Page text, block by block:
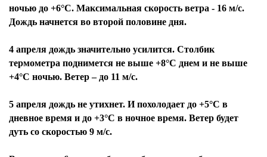
ночью до +6°С. Максимальная скорость ветра - 16 м/с.
Дождь начнется во второй половине дня.
4 апреля дождь значительно усилится. Столбик
термометра поднимется не выше +8°С днем и не выше
+4°С ночью. Ветер – до 11 м/с.
5 апреля дождь не утихнет. И похолодает до +5°С в
дневное время и до +3°С в ночное время. Ветер будет
дуть со скоростью 9 м/с.